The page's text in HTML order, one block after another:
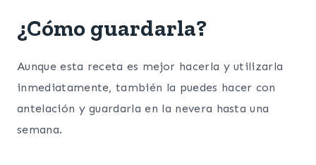
¿Cómo guardarla?
Aunque esta receta es mejor hacerla y utilizarla
inmediatamente, también la puedes hacer con
antelación y guardarla en la nevera hasta una
semana.